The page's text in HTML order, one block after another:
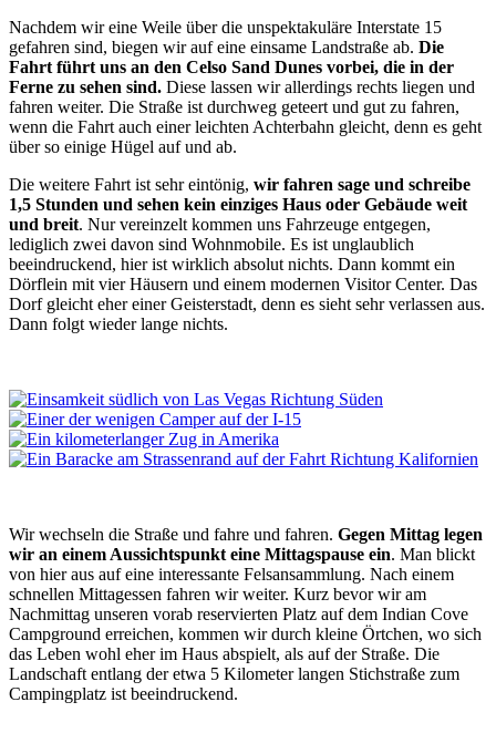
Nachdem wir eine Weile über die unspektakuläre Interstate 15
gefahren sind, biegen wir auf eine einsame Landstraße ab. Die
Fahrt führt uns an den Celso Sand Dunes vorbei, die in der
Ferne zu sehen sind. Diese lassen wir allerdings rechts liegen und
fahren weiter. Die Straße ist durchweg geteert und gut zu fahren,
wenn die Fahrt auch einer leichten Achterbahn gleicht, denn es geht
über so einige Hügel auf und ab.
Die weitere Fahrt ist sehr eintönig, wir fahren sage und schreibe
1,5 Stunden und sehen kein einziges Haus oder Gebäude weit
und breit. Nur vereinzelt kommen uns Fahrzeuge entgegen,
lediglich zwei davon sind Wohnmobile. Es ist unglaublich
beeindruckend, hier ist wirklich absolut nichts. Dann kommt ein
Dörflein mit vier Häusern und einem modernen Visitor Center. Das
Dorf gleicht eher einer Geisterstadt, denn es sieht sehr verlassen aus.
Dann folgt wieder lange nichts.
Wir wechseln die Straße und fahre und fahren. Gegen Mittag legen
wir an einem Aussichtspunkt eine Mittagspause ein. Man blickt
von hier aus auf eine interessante Felsansammlung. Nach einem
schnellen Mittagessen fahren wir weiter. Kurz bevor wir am
Nachmittag unseren vorab reservierten Platz auf dem Indian Cove
Campground erreichen, kommen wir durch kleine Örtchen, wo sich
das Leben wohl eher im Haus abspielt, als auf der Straße. Die
Landschaft entlang der etwa 5 Kilometer langen Stichstraße zum
Campingplatz ist beeindruckend.